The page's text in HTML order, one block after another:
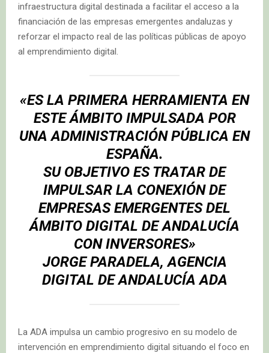
infraestructura digital destinada a facilitar el acceso a la
financiación de las empresas emergentes andaluzas y
reforzar el impacto real de las políticas públicas de apoyo
al emprendimiento digital.
«ES LA PRIMERA HERRAMIENTA EN
ESTE ÁMBITO IMPULSADA POR
UNA ADMINISTRACIÓN PÚBLICA EN
ESPAÑA.
SU OBJETIVO ES TRATAR DE
IMPULSAR LA CONEXIÓN DE
EMPRESAS EMERGENTES DEL
ÁMBITO DIGITAL DE ANDALUCÍA
CON INVERSORES»
JORGE PARADELA, AGENCIA
DIGITAL DE ANDALUCÍA ADA
La ADA impulsa un cambio progresivo en su modelo de
intervención en emprendimiento digital situando el foco en